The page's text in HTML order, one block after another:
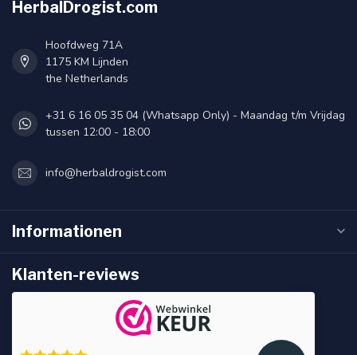
HerbalDrogist.com
Hoofdweg 71A
1175 KM Lijnden
the Netherlands
+31 6 16 05 35 04 (Whatsapp Only) - Maandag t/m Vrijdag
tussen 12:00 - 18:00
info@herbaldrogist.com
Informationen
Klanten-reviews